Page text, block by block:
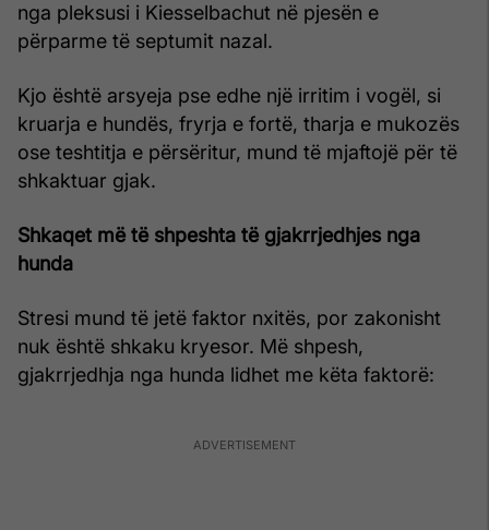
nga pleksusi i Kiesselbachut në pjesën e
përparme të septumit nazal.
Kjo është arsyeja pse edhe një irritim i vogël, si
kruarja e hundës, fryrja e fortë, tharja e mukozës
ose teshtitja e përsëritur, mund të mjaftojë për të
shkaktuar gjak.
Shkaqet më të shpeshta të gjakrrjedhjes nga
hunda
Stresi mund të jetë faktor nxitës, por zakonisht
nuk është shkaku kryesor. Më shpesh,
gjakrrjedhja nga hunda lidhet me këta faktorë: